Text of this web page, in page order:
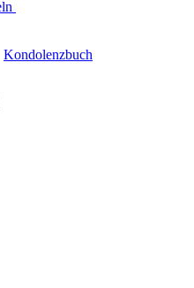
Kondolenzbuch